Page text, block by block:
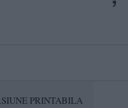
PRINTABILA